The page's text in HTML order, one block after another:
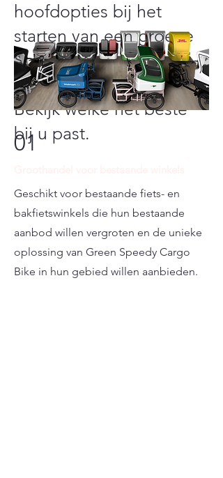
hoofdopties bij het
starten van een groene
Speedy-
bedrijfsmogelijkheid.
Bekijk welke het beste
bij u past.
01
Geschikt voor bestaande fiets- en
bakfietswinkels die hun bestaande
aanbod willen vergroten en de unieke
oplossing van Green Speedy Cargo
Bike in hun gebied willen aanbieden.